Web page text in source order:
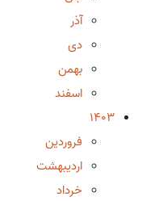
آذر
دی
بهمن
اسفند
1403
فروردین
اردیبهشت
خرداد